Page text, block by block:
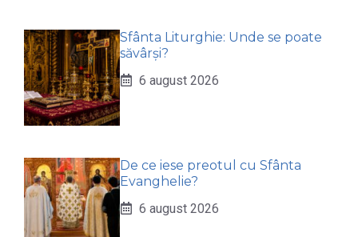
Sfânta Liturghie: Unde se poate
săvârși?
6 august 2026
De ce iese preotul cu Sfânta
Evanghelie?
6 august 2026